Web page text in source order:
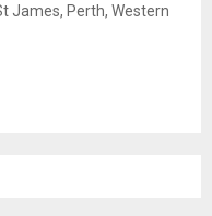
James, Perth, Western